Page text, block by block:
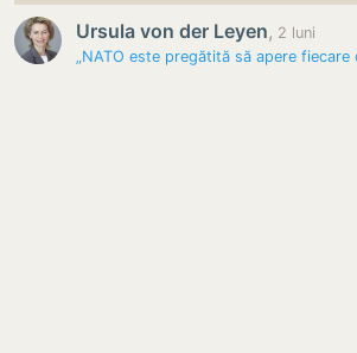
Ursula von der Leyen, 2 luni